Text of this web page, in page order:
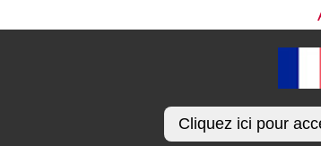
Cliquez ici pour